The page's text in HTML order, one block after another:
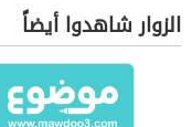
الزوار شاهدوا أيضاً